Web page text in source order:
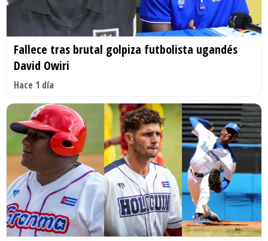
Fallece tras brutal golpiza futbolista ugandés
David Owiri
Hace 1 día